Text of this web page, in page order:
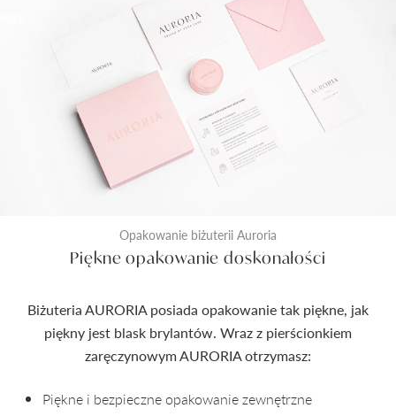
Opakowanie biżuterii Auroria
Piękne opakowanie doskonałości
Biżuteria AURORIA posiada opakowanie tak piękne, jak
piękny jest blask brylantów. Wraz z pierścionkiem
zaręczynowym AURORIA otrzymasz:
Piękne i bezpieczne opakowanie zewnętrzne